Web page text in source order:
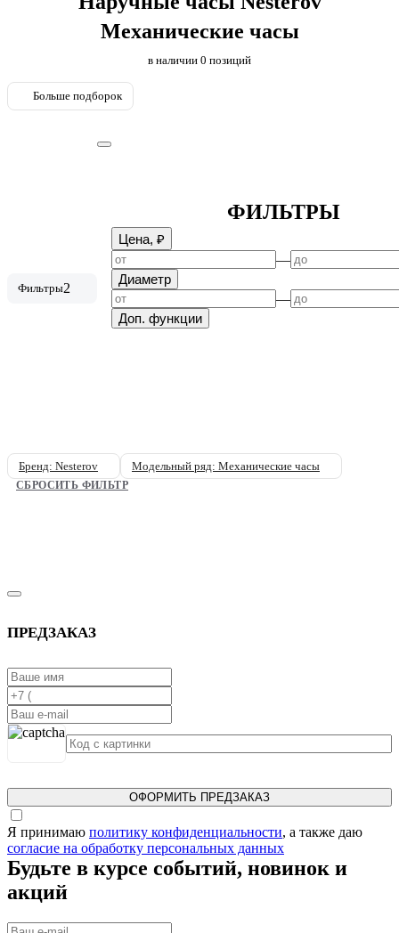
Механические часы
в наличии 0 позиций
Больше подборок
Фильтры2
ФИЛЬТРЫ
Цена, ₽
—
Диаметр
—
Доп. функции
Бренд: Nesterov Модельный ряд: Механические часы
СБРОСИТЬ ФИЛЬТР
ПРЕДЗАКАЗ
ОФОРМИТЬ ПРЕДЗАКАЗ
Я принимаю политику конфиденциальности, а также даю
согласие на обработку персональных данных
Будьте в курсе событий, новинок и
акций